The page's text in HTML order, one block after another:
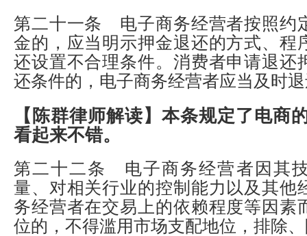
第二十一条 电子商务经营者按照约
金的，应当明示押金退还的方式、程
还设置不合理条件。消费者申请退还
还条件的，电子商务经营者应当及时
【陈群律师解读】 本条规定了电商
看起来不错。
第二十二条 电子商务经营者因其
量、对相关行业的控制能力以及其他
务经营者在交易上的依赖程度等因素
位的，不得滥用市场支配地位，排除